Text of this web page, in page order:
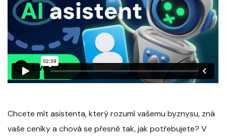
Chcete mít asistenta, který rozumí vašemu byznysu, zná
vaše ceníky a chová se přesně tak, jak potřebujete? V